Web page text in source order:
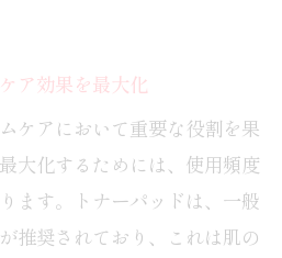
トナーパッドとは
したトナーパッドの特徴
びで重要なポイントは？
ーパッドの選び方
ア効果を最大化
ケアにおいて重要な役割を果
大化するためには、使用頻度
ます。トナーパッドは、一般
推奨されており、これは肌の